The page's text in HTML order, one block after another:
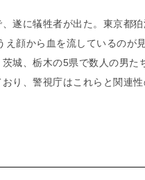
遂に犠牲者が出た。東京都狛
顔から血を流しているのが
城、栃木の5県で数人の男た
り、警視庁はこれらと関連